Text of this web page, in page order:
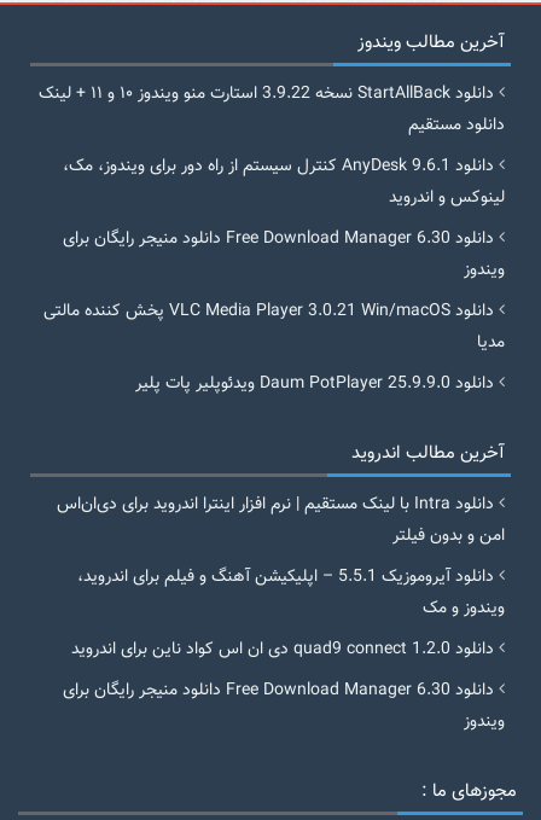
آخرین مطالب ویندوز
دانلود StartAllBack نسخه 3.9.22 استارت منو ویندوز ۱۰ و ۱۱ + لینک
دانلود مستقیم
دانلود AnyDesk 9.6.1 کنترل سیستم از راه دور برای ویندوز، مک،
لینوکس و اندروید
دانلود Free Download Manager 6.30 دانلود منیجر رایگان برای
ویندوز
دانلود VLC Media Player 3.0.21 Win/macOS پخش کننده مالتی
مدیا
دانلود Daum PotPlayer 25.9.9.0 ویدئوپلیر پات پلیر
آخرین مطالب اندروید
دانلود Intra با لینک مستقیم | نرم افزار اینترا اندروید برای دی‌ان‌اس
امن و بدون فیلتر
دانلود آیروموزیک 5.5.1 – اپلیکیشن آهنگ و فیلم برای اندروید،
ویندوز و مک
دانلود quad9 connect 1.2.0 دی ان اس کواد ناین برای اندروید
دانلود Free Download Manager 6.30 دانلود منیجر رایگان برای
ویندوز
مجوزهای ما :